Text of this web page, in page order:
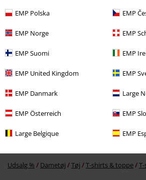
EMP Polska EMP
EMP Norge EMP
EMP Suomi EMP
EMP United Kingdom EMP
EMP Danmark Large
EMP Österreich EMP
Large Belgique EMP
20% RABAT
kr 199.95
More categories. More options.
Udsalg % Dametøj Tøj T-shirts & toppe